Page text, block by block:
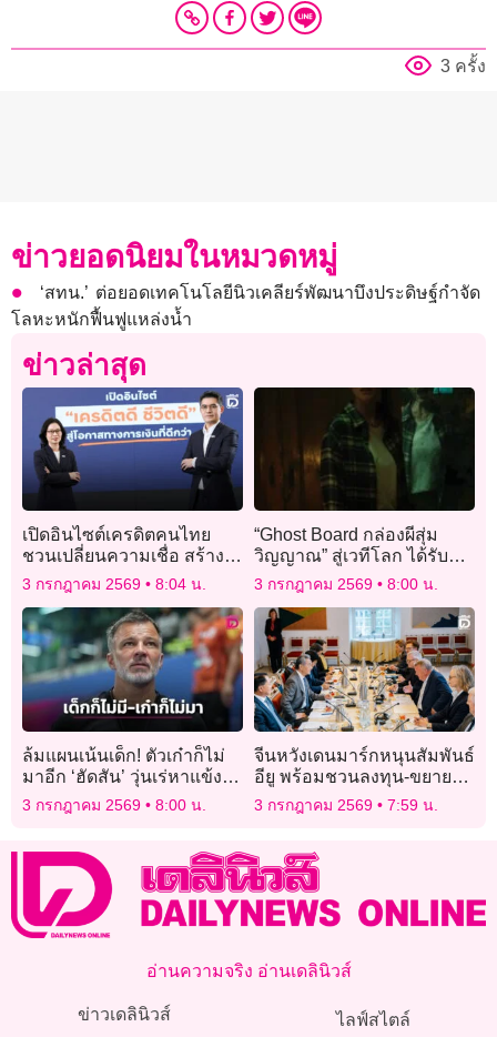
3 ครั้ง
ข่าวยอดนิยมในหมวดหมู่
‘สทน.’ ต่อยอดเทคโนโลยีนิวเคลียร์พัฒนาบึงประดิษฐ์กำจัด
โลหะหนักฟื้นฟูแหล่งน้ำ
ข่าวล่าสุด
เปิดอินไซต์เครดิตคนไทย
ชวนเปลี่ยนความเชื่อ สร้าง
โอกาสเข้าถึงการเงิน
3 กรกฎาคม 2569 8:04 น.
“Ghost Board กล่องผีสุ่ม
วิญญาณ” สู่เวทีโลก ได้รับคัด
เลือกเข้าฉายใน BIFAN 2026
เกาหลีใต้
3 กรกฎาคม 2569 8:00 น.
ล้มแผนเน้นเด็ก! ตัวเก๋าก็ไม่
มาอีก ‘ฮัดสัน’ วุ่นเร่หาแข้ง
ช้างศึกเตะอาเซียนคัพ
3 กรกฎาคม 2569 8:00 น.
จีนหวังเดนมาร์กหนุนสัมพันธ์
อียู พร้อมชวนลงทุน-ขยาย
ความร่วมมือ
3 กรกฎาคม 2569 7:59 น.
อ่านความจริง อ่านเดลินิวส์
ข่าวเดลินิวส์ ไลฟ์สไตล์